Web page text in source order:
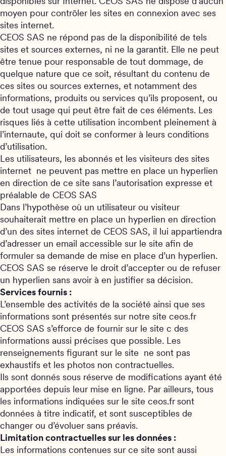
moyen pour contrôler les sites en connexion avec ses
sites internet.
CEOS SAS ne répond pas de la disponibilité de tels
sites et sources externes, ni ne la garantit. Elle ne peut
être tenue pour responsable de tout dommage, de
quelque nature que ce soit, résultant du contenu de
ces sites ou sources externes, et notamment des
informations, produits ou services qu’ils proposent, ou
de tout usage qui peut être fait de ces éléments. Les
risques liés à cette utilisation incombent pleinement à
l’internaute, qui doit se conformer à leurs conditions
d’utilisation.
Les utilisateurs, les abonnés et les visiteurs des sites
internet ne peuvent pas mettre en place un hyperlien
en direction de ce site sans l’autorisation expresse et
préalable de CEOS SAS
Dans l’hypothèse où un utilisateur ou visiteur
souhaiterait mettre en place un hyperlien en direction
d’un des sites internet de CEOS SAS, il lui appartiendra
d’adresser un email accessible sur le site afin de
formuler sa demande de mise en place d’un hyperlien.
CEOS SAS se réserve le droit d’accepter ou de refuser
un hyperlien sans avoir à en justifier sa décision.
Services fournis :
L’ensemble des activités de la société ainsi que ses
informations sont présentés sur notre site ceos.fr
CEOS SAS s’efforce de fournir sur le site c des
informations aussi précises que possible. Les
renseignements figurant sur le site ne sont pas
exhaustifs et les photos non contractuelles.
Ils sont donnés sous réserve de modifications ayant été
apportées depuis leur mise en ligne. Par ailleurs, tous
les informations indiquées sur le site ceos.frsont
données à titre indicatif, et sont susceptibles de
changer ou d’évoluer sans préavis.
Limitation contractuelles sur les données :
Les informations contenues sur ce site sont aussi